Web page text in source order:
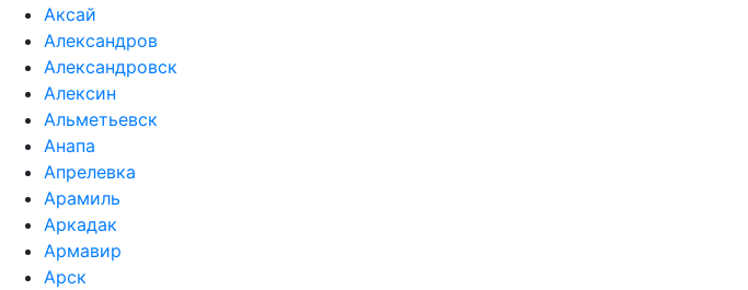
Аксай
Александров
Александровск
Алексин
Альметьевск
Анапа
Апрелевка
Арамиль
Аркадак
Армавир
Арск